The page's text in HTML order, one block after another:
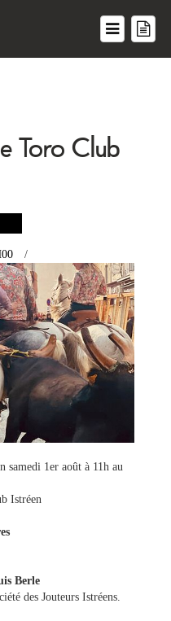
Toro Club
/
samedi 1er août à 11h au
Istréen
Berle
des Jouteurs Istréens.